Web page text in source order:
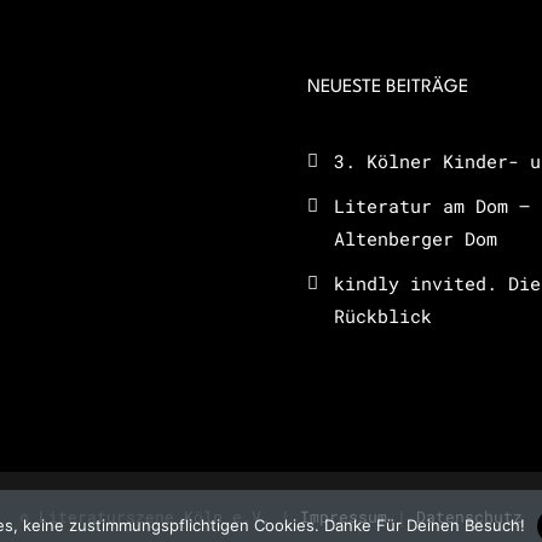
NEUESTE BEITRÄGE
3. Kölner Kinder-
Literatur am Dom
Altenberger Dom
kindly invited. Die
Rückblick
© Literaturszene Köln e.V. | Impressum|Datenschutz
keine zustimmungspflichtigen Cookies. Danke Für Deinen Besuch!